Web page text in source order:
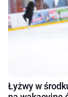
Łyżwy w